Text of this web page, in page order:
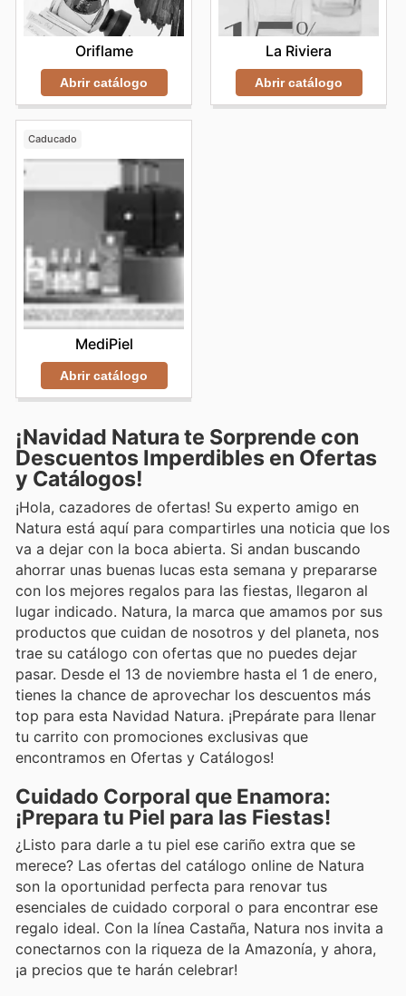
Oriflame
Abrir catálogo
La Riviera
Abrir catálogo
Caducado
MediPiel
Abrir catálogo
¡Navidad Natura te Sorprende con
Descuentos Imperdibles en Ofertas
y Catálogos!
¡Hola, cazadores de ofertas! Su experto amigo en
Natura está aquí para compartirles una noticia que los
va a dejar con la boca abierta. Si andan buscando
ahorrar unas buenas lucas esta semana y prepararse
con los mejores regalos para las fiestas, llegaron al
lugar indicado. Natura, la marca que amamos por sus
productos que cuidan de nosotros y del planeta, nos
trae su catálogo con ofertas que no puedes dejar
pasar. Desde el 13 de noviembre hasta el 1 de enero,
tienes la chance de aprovechar los descuentos más
top para esta Navidad Natura. ¡Prepárate para llenar
tu carrito con promociones exclusivas que
encontramos en Ofertas y Catálogos!
Cuidado Corporal que Enamora:
¡Prepara tu Piel para las Fiestas!
¿Listo para darle a tu piel ese cariño extra que se
merece? Las ofertas del catálogo online de Natura
son la oportunidad perfecta para renovar tus
esenciales de cuidado corporal o para encontrar ese
regalo ideal. Con la línea Castaña, Natura nos invita a
conectarnos con la riqueza de la Amazonía, y ahora,
¡a precios que te harán celebrar!